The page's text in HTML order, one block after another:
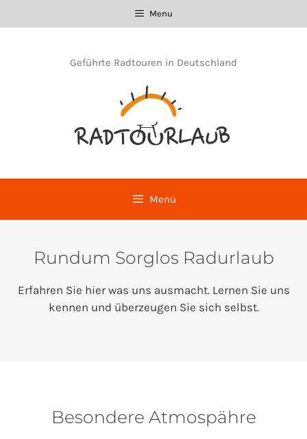
Inhalt
Menu
Geführte Radtouren in Deutschland
Menü
Rundum Sorglos Radurlaub
Erfahren Sie hier was uns ausmacht. Lernen Sie uns
kennen und überzeugen Sie sich selbst.
Besondere Atmospähre